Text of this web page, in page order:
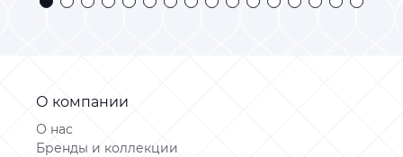
О компании
О нас
Бренды и коллекции